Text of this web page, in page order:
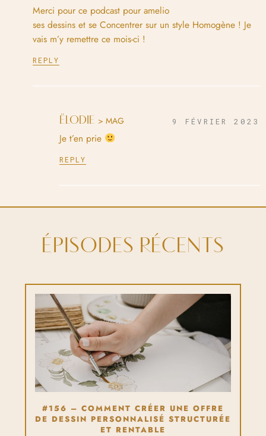
Merci pour ce podcast pour amelio
ses dessins et se Concentrer sur un style Homogène ! Je
vais m’y remettre ce mois-ci !
REPLY
ËLODIE > MAG 9 FÉVRIER 2023
Je t’en prie
REPLY
ÉPISODES RÉCENTS
#156 – COMMENT CRÉER UNE OFFRE
DE DESSIN PERSONNALISÉ STRUCTURÉE
ET RENTABLE